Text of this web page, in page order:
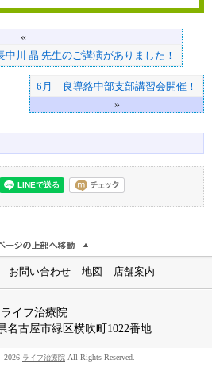
«
川 晶 先生のご講演がありました！
6月 良導絡中部支部講習会開催！
»
お問い合わせ 地図 店舗案内
ライフ治療院
名古屋市緑区横吹町1022番地
2026 ライフ治療院 All Rights Reserved.